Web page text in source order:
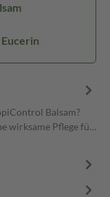
Balsam?
wirksame Pflege fü…